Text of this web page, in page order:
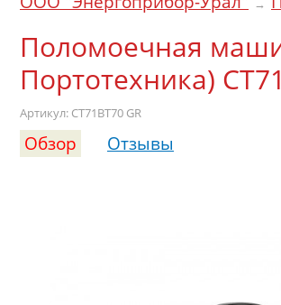
→
Поломоечная
Портотехника)
Артикул: CT71BT70 GR
Обзор Отзывы